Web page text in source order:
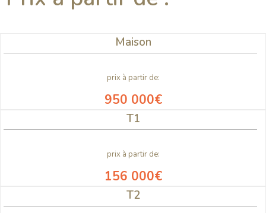
Maison
prix à partir de:
950 000€
T1
prix à partir de:
156 000€
T2